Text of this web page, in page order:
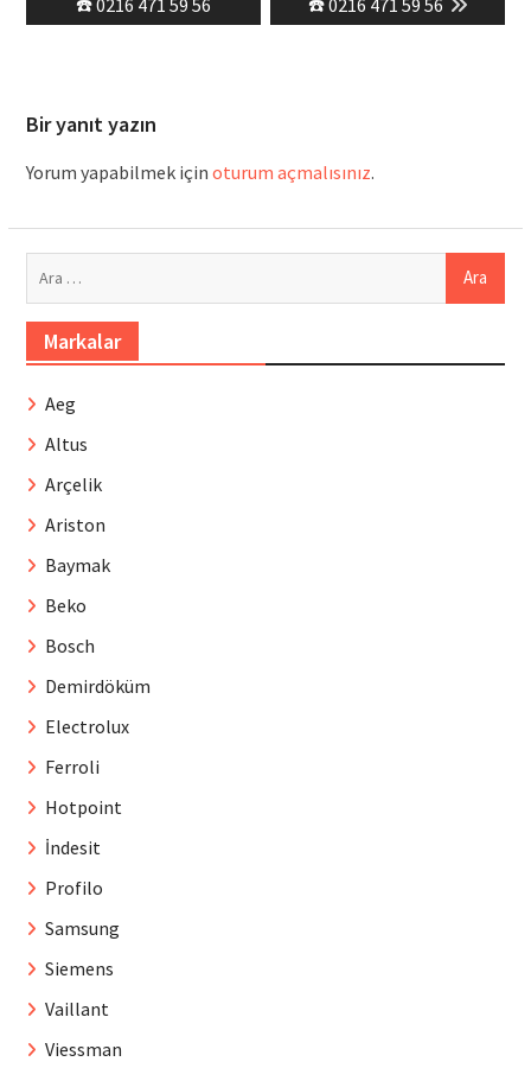
Bir yanıt yazın
Yorum yapabilmek için oturum açmalısınız.
Markalar
Aeg
Altus
Arçelik
Ariston
Baymak
Beko
Bosch
Demirdöküm
Electrolux
Ferroli
Hotpoint
İndesit
Profilo
Samsung
Siemens
Vaillant
Viessman